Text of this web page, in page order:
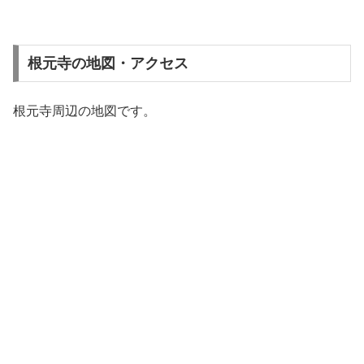
根元寺の地図・アクセス
根元寺周辺の地図です。